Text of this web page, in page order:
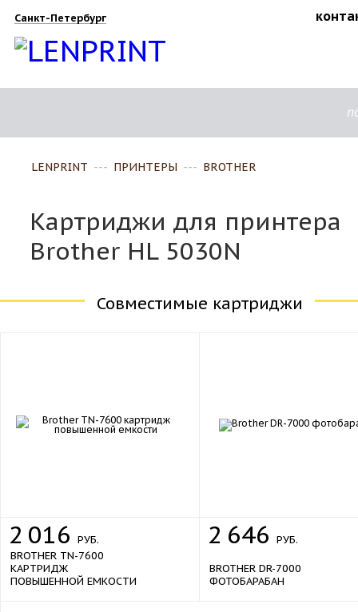
Санкт-Петербург
LENPRINT --- ПРИНТЕРЫ --- BROTHER
Картриджи для принтера
Brother HL 5030N
Совместимые картриджи
2 016 РУБ.
BROTHER TN-7600
КАРТРИДЖ
ПОВЫШЕННОЙ ЕМКОСТИ
2 646 РУБ.
BROTHER DR-7000
ФОТОБАРАБАН